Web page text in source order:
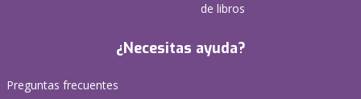
de libros
¿Necesitas ayuda?
Preguntas frecuentes